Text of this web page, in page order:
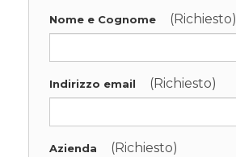
Nome e Cognome (Richiesto)
Indirizzo email (Richiesto)
Azienda (Richiesto)